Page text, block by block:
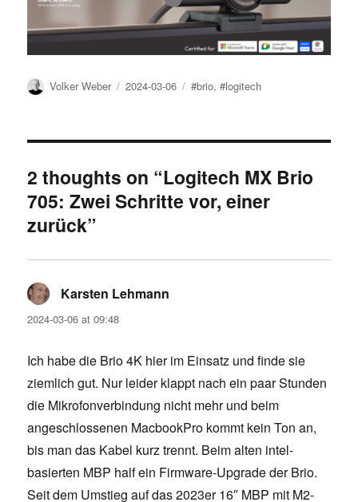
Author
Volker Weber
Posted
2024-03-06 Tags
#brio,#logitech
2 thoughts on “Logitech MX Brio
705: Zwei Schritte vor, einer
zurück”
Karsten Lehmann
2024-03-06 at 09:48
Ich habe die Brio 4K hier im Einsatz und finde sie
ziemlich gut. Nur leider klappt nach ein paar Stunden
die Mikrofonverbindung nicht mehr und beim
angeschlossenen MacbookPro kommt kein Ton an,
bis man das Kabel kurz trennt. Beim alten intel-
basierten MBP half ein Firmware-Upgrade der Brio.
Seit dem Umstieg auf das 2023er 16″ MBP mit M2-